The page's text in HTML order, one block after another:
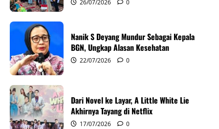
o
n
26/07/2026 0
Nanik S Deyang Mundur Sebagai Kepala
BGN, Ungkap Alasan Kesehatan
22/07/2026 0
Dari Novel ke Layar, A Little White Lie
Akhirnya Tayang di Netflix
17/07/2026 0